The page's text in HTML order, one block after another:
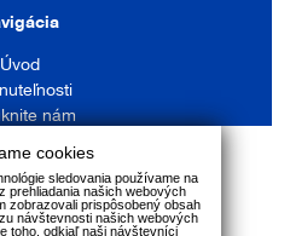
Úvod
nám
Služby
cookies
sledovania používame na
prehliadania našich webových
zobrazovali prispôsobený obsah
návštevnosti našich webových
toho, odkiaľ naši návštevníci